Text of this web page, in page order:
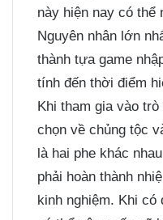
này hiện nay có thể
Nguyên nhân lớn
thành tựa game
tính đến thời điểm
Khi tham gia vào
chọn về chủng tộc
là hai phe khác
phải hoàn thành
kinh nghiệm. Khi